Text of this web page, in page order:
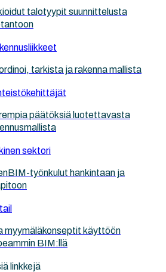
talotyypit suunnittelusta
tarkista ja rakenna mallista
päätöksiä luotettavasta
sektori
työnkulut hankintaan ja
myymäläkonseptit käyttöön
BIM:llä
linkkejä